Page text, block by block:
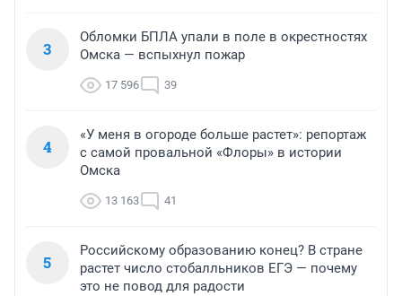
3
Обломки БПЛА упали в поле в окрестностях
Омска — вспыхнул пожар
17 596 39
4
«У меня в огороде больше растет»: репортаж
с самой провальной «Флоры» в истории
Омска
13 163 41
5
Российскому образованию конец? В стране
растет число стобалльников ЕГЭ — почему
это не повод для радости